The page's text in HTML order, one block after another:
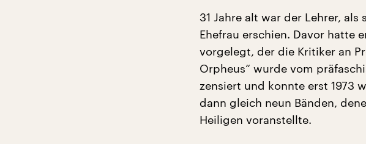
31 Jahre alt war der Lehrer, als
Ehefrau erschien. Davor hatte
vorgelegt, der die Kritiker an
Orpheus“ wurde vom
zensiert und konnte erst 1973
dann gleich neun Bänden,
Heiligen voranstellte.